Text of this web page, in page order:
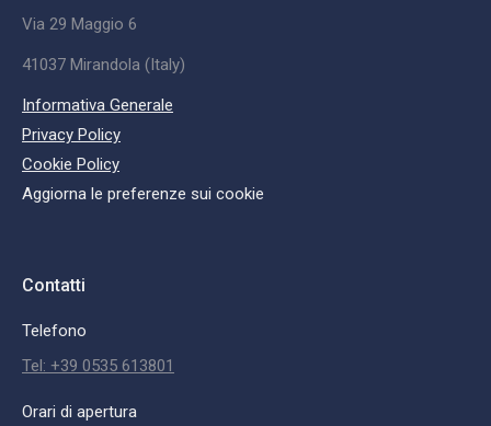
Via 29 Maggio 6
41037 Mirandola (Italy)
Informativa Generale
Privacy Policy
Cookie Policy
Aggiorna le preferenze sui cookie
Contatti
Telefono
Tel: +39 0535 613801
Orari di apertura